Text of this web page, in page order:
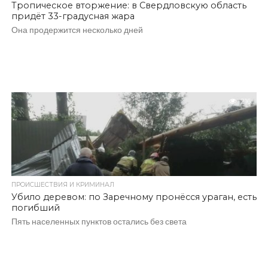
Тропическое вторжение: в Свердловскую область
придёт 33-градусная жара
Она продержится несколько дней
216
ПРОИСШЕСТВИЯ И КРИМИНАЛ
Убило деревом: по Заречному пронёсся ураган, есть
погибший
Пять населенных пунктов остались без света